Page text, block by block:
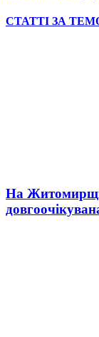
СТАТТІ ЗА
На